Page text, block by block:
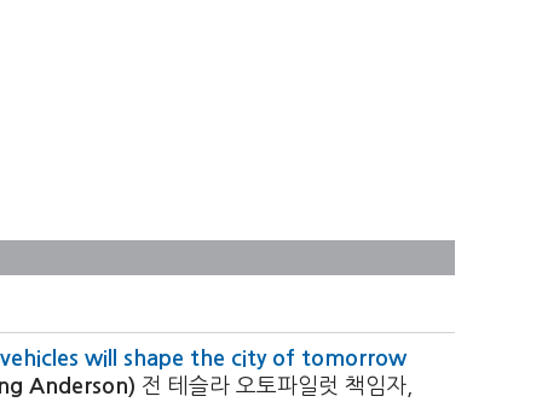
will shape the city of tomorrow
Anderson) 전 테슬라 오토파일럿 책임자,